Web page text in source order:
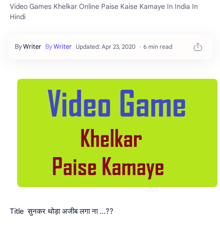
Video Games Khelkar Online Paise Kaise Kamaye In India In
Hindi
6 min read
Title सुनकर थोड़ा अजीब लगा ना ...??